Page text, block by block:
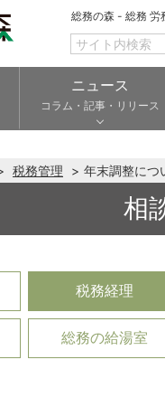
総務の森 - 総務 労
ニュース
コラム・記事・リリース
税務管理 年末調整につ
相
税務経理
総務の給湯室